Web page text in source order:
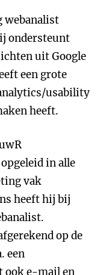
webanalist
ondersteunt
uit Google
een grote
usability
heeft.
in alle
vak
heeft hij bij
op de
een
ook e-mail en